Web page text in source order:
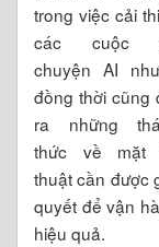
trong việc cải
các cuộc
chuyện AI
đồng thời cũng
ra những
thức về mặt
thuật cần được
quyết để vận
hiệu quả.